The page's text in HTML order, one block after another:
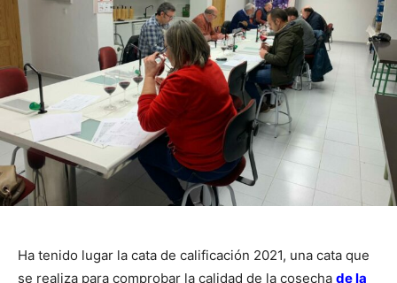
Ha tenido lugar la cata de calificación 2021, una cata que
se realiza para comprobar la calidad de la cosecha de la